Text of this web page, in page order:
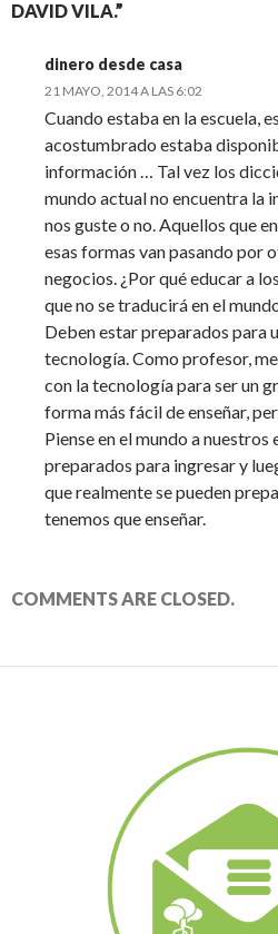
DAVID VILA.”
dinero desde casa
21 MAYO, 2014 A LAS 6:02
Cuando estaba en la escuela,
acostumbrado estaba
información … Tal vez los
mundo actual no encuentra la
nos guste o no. Aquellos que
esas formas van pasando por
negocios. ¿Por qué educar a
que no se traducirá en el
Deben estar preparados para
tecnología. Como profesor,
con la tecnología para ser un
forma más fácil de enseñar,
Piense en el mundo a
preparados para ingresar y
que realmente se pueden
tenemos que enseñar.
COMMENTS ARE CLOSED.